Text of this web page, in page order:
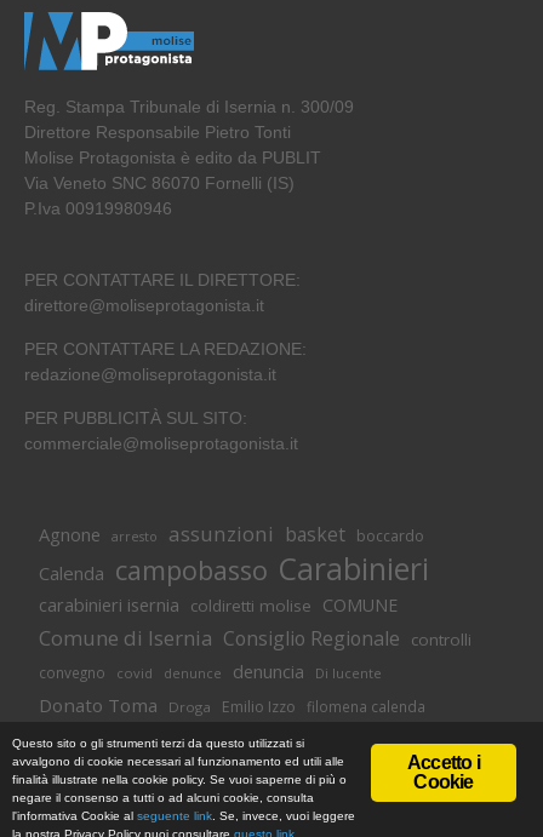
Reg. Stampa Tribunale di Isernia n. 300/09
Direttore Responsabile Pietro Tonti
Molise Protagonista è edito da PUBLIT
Via Veneto SNC 86070 Fornelli (IS)
P.Iva 00919980946
PER CONTATTARE IL DIRETTORE:
direttore@moliseprotagonista.it
PER CONTATTARE LA REDAZIONE:
redazione@moliseprotagonista.it
PER PUBBLICITÀ SUL SITO:
commerciale@moliseprotagonista.it
Agnone arresto assunzioni basket boccardo
Calenda campobasso Carabinieri
carabinieri isernia coldiretti molise COMUNE
Comune di Isernia Consiglio Regionale controlli
convegno covid denunce denuncia Di lucente
Donato Toma Droga Emilio Izzo filomena calenda
Isernia lavoro M5S magnolia molise
neuromed Occupazione polizia polizia di stato
Pozzilli presidente toma regione
© Copyright 2018 -
MoliseProtagonista | Web Agency
Informativa Cookie |Privacy Policy
Accetto i
Cookie
Questo sito o gli strumenti terzi da questo utilizzati si
avvalgono di cookie necessari al funzionamento ed utili alle
finalità illustrate nella cookie policy. Se vuoi saperne di più o
negare il consenso a tutti o ad alcuni cookie, consulta
l'informativa Cookie al seguente link . Se, invece, vuoi leggere
la nostra Privacy Policy puoi consultare questo link